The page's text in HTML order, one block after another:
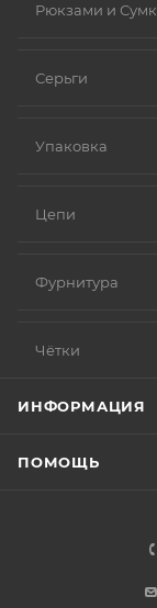
Рюкзами и
Серьги
Упаковка
Цепи
Фурнитура
Чётки
ИНФОРМАЦИЯ
ПОМОЩЬ